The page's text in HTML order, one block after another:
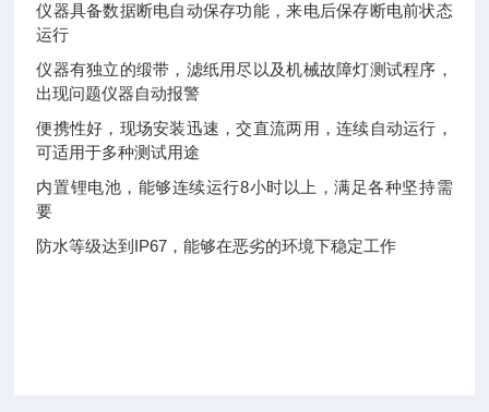
仪器具备数据断电自动保存功能，来电后保存断电前状态
运行
仪器有独立的缎带，滤纸用尽以及机械故障灯测试程序，
出现问题仪器自动报警
便携性好，现场安装迅速，交直流两用，连续自动运行，
可适用于多种测试用途
内置锂电池，能够连续运行8小时以上，满足各种坚持需
要
防水等级达到IP67，能够在恶劣的环境下稳定工作